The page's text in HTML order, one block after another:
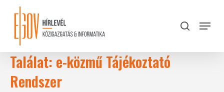
content
search
Menu
Találat: e-közmű Tájékoztató
Rendszer
Close